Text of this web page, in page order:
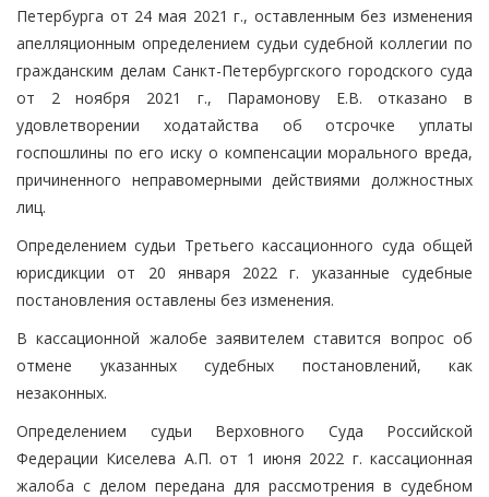
Петербурга от 24 мая 2021 г., оставленным без изменения
апелляционным определением судьи судебной коллегии по
гражданским делам Санкт-Петербургского городского суда
от 2 ноября 2021 г., Парамонову Е.В. отказано в
удовлетворении ходатайства об отсрочке уплаты
госпошлины по его иску о компенсации морального вреда,
причиненного неправомерными действиями должностных
лиц.
Определением судьи Третьего кассационного суда общей
юрисдикции от 20 января 2022 г. указанные судебные
постановления оставлены без изменения.
В кассационной жалобе заявителем ставится вопрос об
отмене указанных судебных постановлений, как
незаконных.
Определением судьи Верховного Суда Российской
Федерации Киселева А.П. от 1 июня 2022 г. кассационная
жалоба с делом передана для рассмотрения в судебном